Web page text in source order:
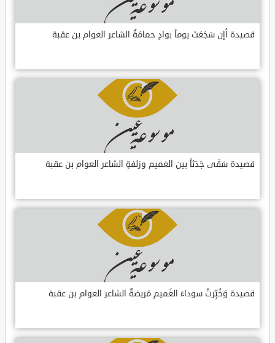
قصيدة أإن سَجَعَت يوماً بوادٍ حمامَةٌ الشاعر العوام بن عقبة
قصيدة سَقَى جَدَثاً بين الغميم وزلفةٍ الشاعر العوام بن عقبة
قصيدة وَخُبِّرتُ سوداءَ الغَميم مَريضةٌ الشاعر العوام بن عقبة